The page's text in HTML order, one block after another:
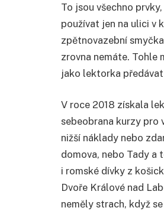
To jsou všechno
používat jen na ulici v
zpětnovazební
zrovna nemáte. Tohle
jako lektorka
V roce 2018 získala
sebeobrana kurzy pro
nižší náklady nebo
domova, nebo Tady a
i romské dívky z
Dvoře Králové nad
neměly strach, když